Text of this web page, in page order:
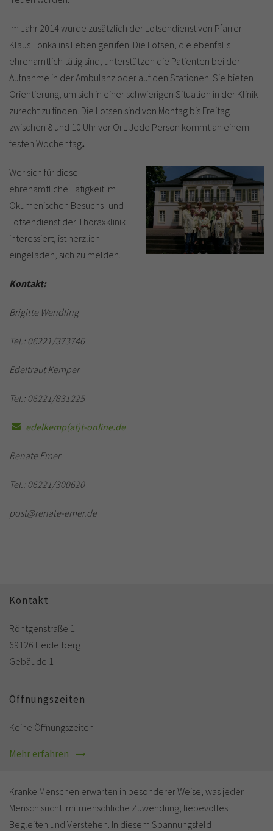
Im Jahr 2014 wurde zusätzlich der Lotsendienst von Pfarrer
Klaus Tonka ins Leben gerufen. Die Lotsen, die ebenfalls
ehrenamtlich tätig sind, unterstützen die Patienten bei der
Aufnahme in der Ambulanz oder auf den Stationen. Sie bieten
Orientierung, um sich in einer schwierigen Situation in der Klinik
zurecht zu finden. Die Lotsen sind von Montag bis Freitag
zwischen 8 und 10 Uhr vor Ort. Jede Person kommt an einem
festen Wochentag.
Wer sich für diese
ehrenamtliche Tätigkeit im
Ökumenischen Besuchs- und
Lotsendienst der Thoraxklinik
interessiert, ist herzlich
eingeladen, sich zu melden.
Kontakt:
Brigitte Wendling
Tel.: 06221/373746
Edeltraut Kemper
Tel.: 06221/831225
edelkemp(at)t-online.de
Renate Emer
Tel.: 06221/300620
post@renate-emer.de
Kontakt
Röntgenstraße 1
69126 Heidelberg
Gebäude 1
Öffnungszeiten
Keine Öffnungszeiten
Mehr erfahren
Kranke Menschen erwarten in besonderer Weise, was jeder
Mensch sucht: mitmenschliche Zuwendung, liebevolles
Begleiten und Verstehen. In diesem Spannungsfeld